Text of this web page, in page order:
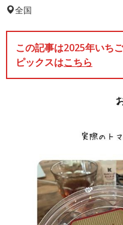
全国
この記事は2025年いち
ピックスはこちら